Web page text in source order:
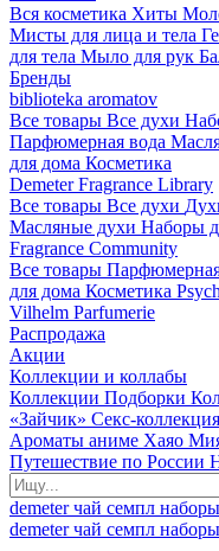
Вся косметика Хиты
Мисты для лица и тела
для тела Мыло для рук
Бренды
biblioteka aromatov
Все товары Все духи
Парфюмерная вода
для дома Косметика
Demeter Fragrance Library
Все товары Все духи
Масляные духи Наборы
Fragrance Community
Все товары
для дома Косметика
Vilhelm Parfumerie
Распродажа
Акции
Коллекции и коллабы
Коллекции Подборки
«Зайчик» Секс-коллекция
Ароматы аниме Хаяо
Путешествие по России
demeterчай семпл наборы
demeterчай семпл наборы